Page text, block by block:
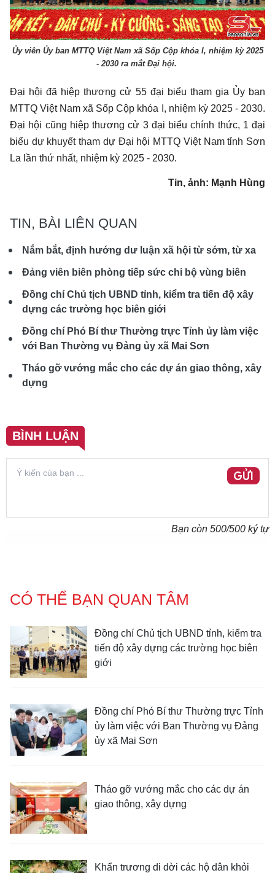
Ủy viên Ủy ban MTTQ Việt Nam xã Sốp Cộp khóa I, nhiệm kỳ 2025
- 2030 ra mắt Đại hội.
Đại hội đã hiệp thương cử 55 đại biểu tham gia Ủy ban
MTTQ Việt Nam xã Sốp Cộp khóa I, nhiệm kỳ 2025 - 2030.
Đại hội cũng hiệp thương cử 3 đại biểu chính thức, 1 đại
biểu dự khuyết tham dự Đại hội MTTQ Việt Nam tỉnh Sơn
La lần thứ nhất, nhiệm kỳ 2025 - 2030.
Tin, ảnh: Mạnh Hùng
TIN, BÀI LIÊN QUAN
Nắm bắt, định hướng dư luận xã hội từ sớm, từ xa
Đảng viên biên phòng tiếp sức chi bộ vùng biên
Đồng chí Chủ tịch UBND tỉnh, kiểm tra tiến độ xây
dựng các trường học biên giới
Đồng chí Phó Bí thư Thường trực Tỉnh ủy làm việc
với Ban Thường vụ Đảng ủy xã Mai Sơn
Tháo gỡ vướng mắc cho các dự án giao thông, xây
dựng
BÌNH LUẬN
GỬI
Bạn còn 500/500 ký tự
CÓ THỂ BẠN QUAN TÂM
Đồng chí Chủ tịch UBND tỉnh, kiểm tra
tiến độ xây dựng các trường học biên
giới
Đồng chí Phó Bí thư Thường trực Tỉnh
ủy làm việc với Ban Thường vụ Đảng
ủy xã Mai Sơn
Tháo gỡ vướng mắc cho các dự án
giao thông, xây dựng
Khẩn trương di dời các hộ dân khỏi